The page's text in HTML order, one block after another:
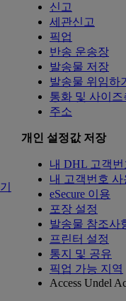
신고
세관신고
픽업
반송 운송장
발송물 저장
발송물 위임하기
통화 및 사이즈
주소
개인 설정값 저장
내 DHL 고객번
내 고객번호 사
eSecure 이용
포장 설정
발송물 참조사
프린터 설정
통지 및 공유
픽업 가능 지역
Access Undel